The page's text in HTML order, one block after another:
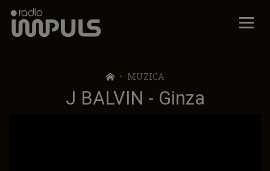
Radio Impuls
MUZICA
J BALVIN - Ginza